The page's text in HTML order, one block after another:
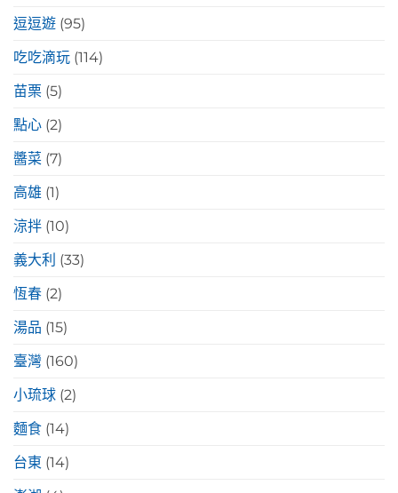
逗逗遊 (95)
吃吃滴玩 (114)
苗栗 (5)
點心 (2)
醬菜 (7)
高雄 (1)
涼拌 (10)
義大利 (33)
恆春 (2)
湯品 (15)
臺灣 (160)
小琉球 (2)
麵食 (14)
台東 (14)